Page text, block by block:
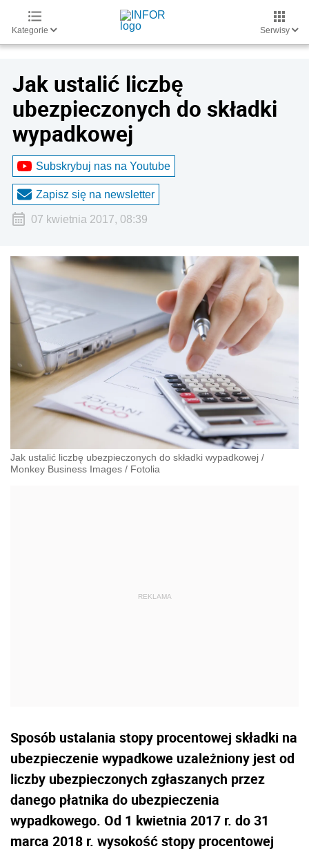
Kategorie Serwisy
Jak ustalić liczbę
ubezpieczonych do składki
wypadkowej
Subskrybuj nas na Youtube
Zapisz się na newsletter
07 kwietnia 2017, 08:39
Jak ustalić liczbę ubezpieczonych do składki wypadkowej /
Monkey Business Images / Fotolia
Sposób ustalania stopy procentowej składki na
ubezpieczenie wypadkowe uzależniony jest od
liczby ubezpieczonych zgłaszanych przez
danego płatnika do ubezpieczenia
wypadkowego. Od 1 kwietnia 2017 r. do 31
marca 2018 r. wysokość stopy procentowej